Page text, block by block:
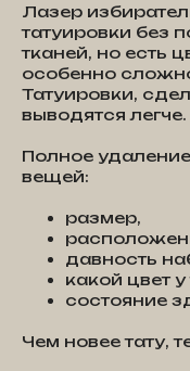
Лазер
татуировки без
тканей, но есть
особенно
Татуировки,
выводятся легче.
Полное
вещей:
размер,
давность
какой цвет у
состояние
Чем новее тату,